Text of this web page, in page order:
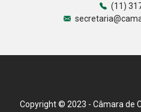
(11)
Copyright © 2023 - Câmara de